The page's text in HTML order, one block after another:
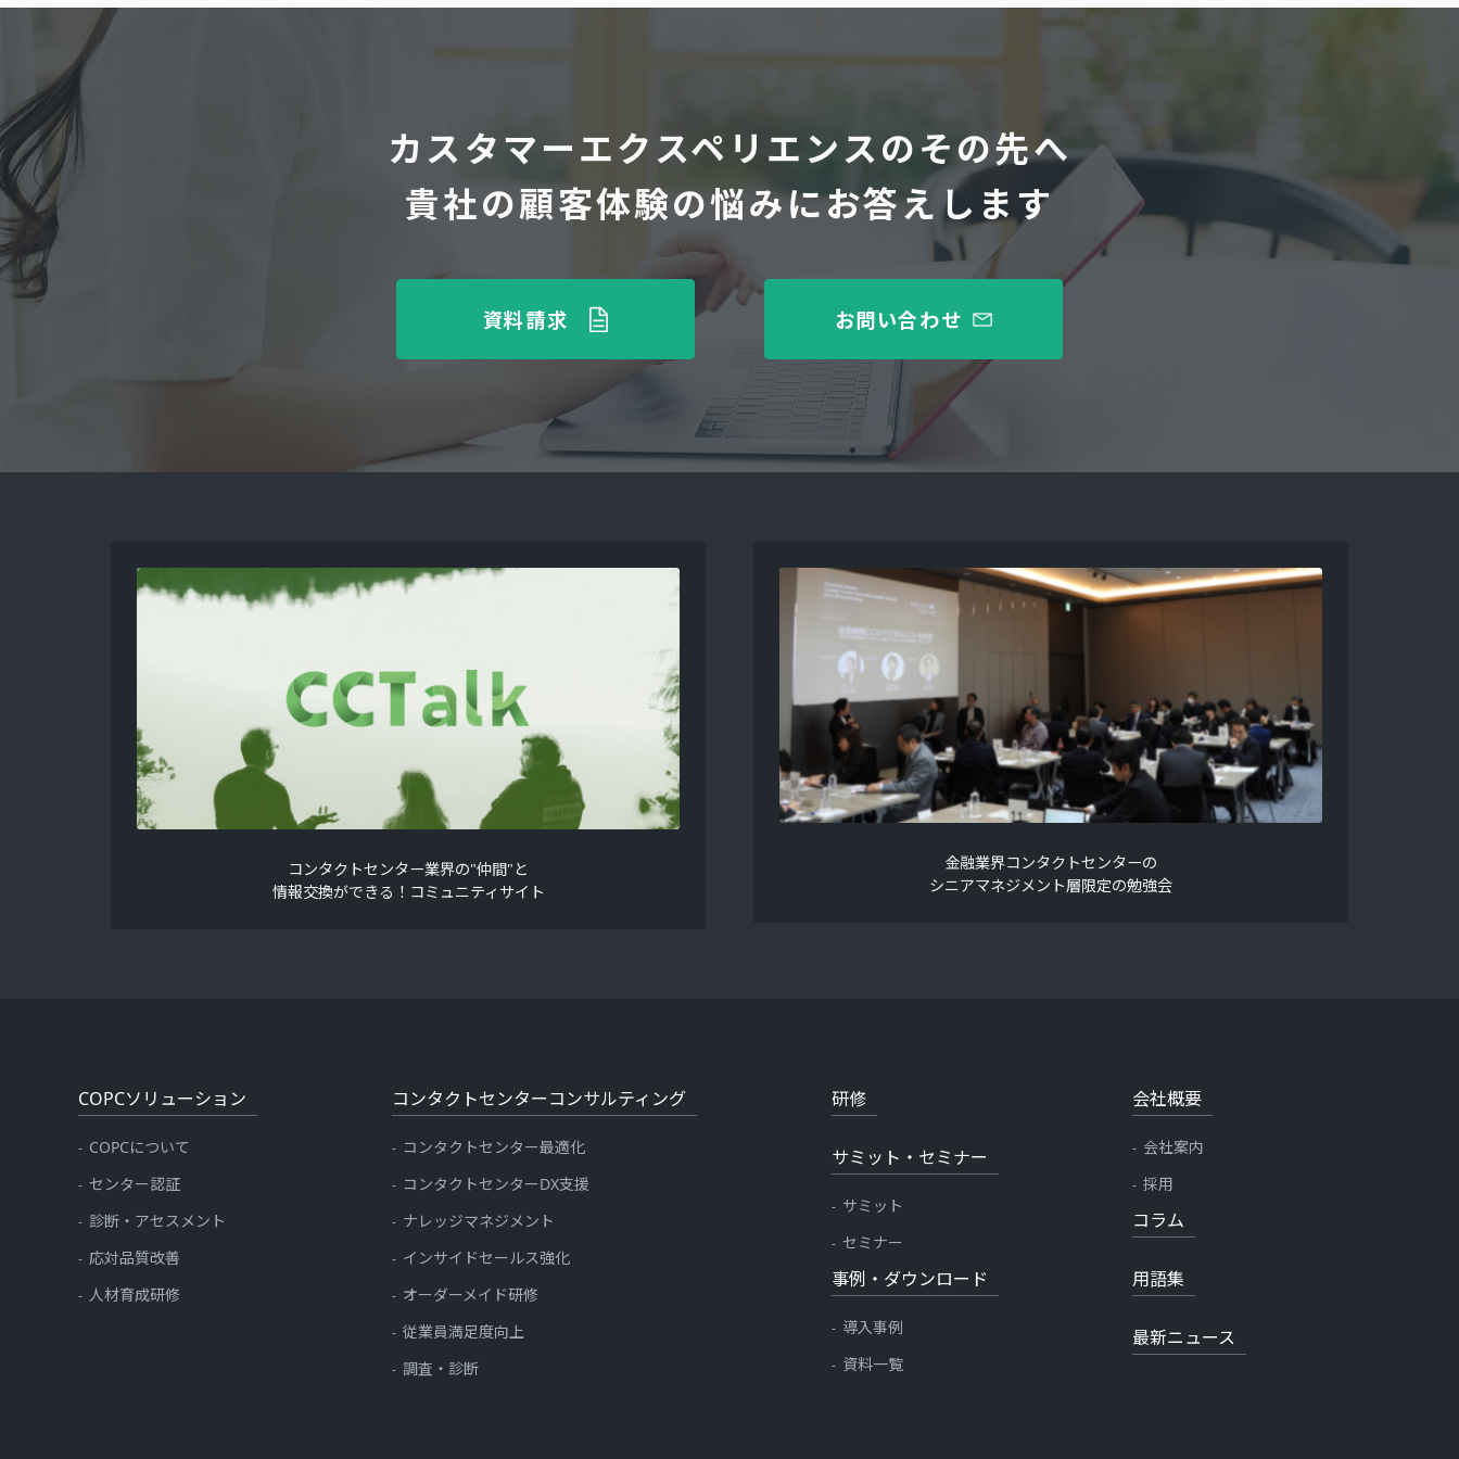
カスタマーエクスペリエンスのその先へ
貴社の顧客体験の悩みにお答えします
資料請求 お問い合わせ
コンタクトセンター業界の"仲間"と
情報交換ができる！コミュニティサイト
金融業界コンタクトセンターの
シニアマネジメント層限定の勉強会
COPCソリューション
COPCについて
センター認証
診断・アセスメント
応対品質改善
人材育成研修
コンタクトセンターコンサルティング
コンタクトセンター最適化
コンタクトセンターDX支援
ナレッジマネジメント
インサイドセールス強化
オーダーメイド研修
従業員満足度向上
調査・診断
研修
サミット・セミナー
サミット
セミナー
事例・ダウンロード
導入事例
資料一覧
会社概要
会社案内
採用
コラム
用語集
最新ニュース